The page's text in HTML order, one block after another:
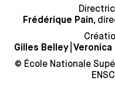
Frédérique Pain,
Gilles Belley Veronica
© École Nationale